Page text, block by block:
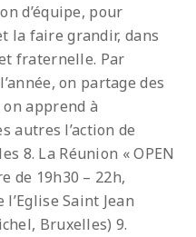
d’équipe, pour
la faire grandir, dans
fraternelle. Par
on partage des
apprend à
autres l’action de
8. La Réunion « OPEN
de 19h30 – 22h,
Saint Jean
Bruxelles) 9.